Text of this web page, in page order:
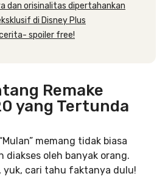
dan orisinalitas dipertahankan
di Disney Plus
spoiler free!
Remake
yang Tertunda
memang tidak biasa
diakses oleh banyak orang.
yuk, cari tahu faktanya dulu!